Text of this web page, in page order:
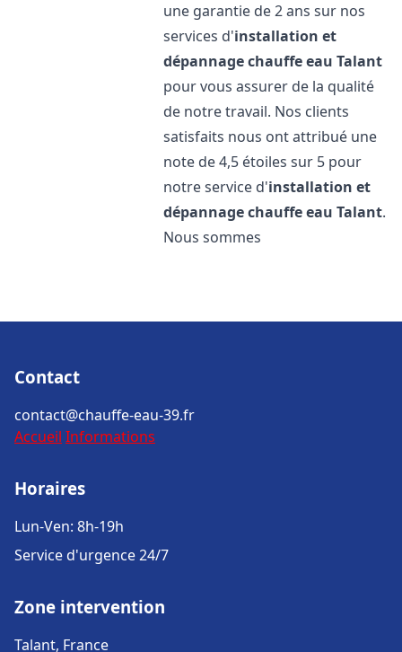
une garantie de 2 ans sur nos
services d'installation et
dépannage chauffe eau Talant
pour vous assurer de la qualité
de notre travail. Nos clients
satisfaits nous ont attribué une
note de 4,5 étoiles sur 5 pour
notre service d'installation et
dépannage chauffe eau Talant.
Nous sommes
Contact
contact@chauffe-eau-39.fr
Accueil Informations
Horaires
Lun-Ven: 8h-19h
Service d'urgence 24/7
Zone intervention
Talant, France